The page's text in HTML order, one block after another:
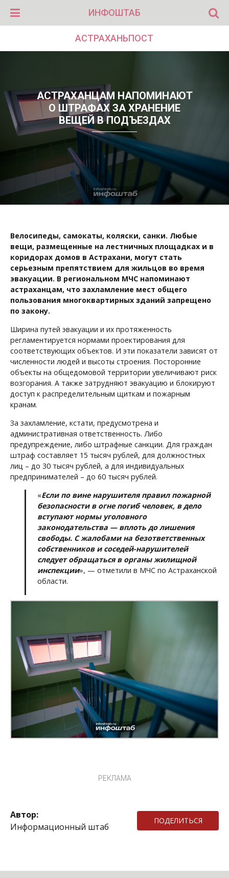
ИНФОШТАБ
АСТРАХАНЬПОСТ
АСТРАХАНЦАМ НАПОМИНАЮТ
О ШТРАФАХ ЗА ХРАНЕНИЕ
ВЕЩЕЙ В ПОДЪЕЗДАХ
Велосипеды, самокаты, коляски, санки. Любые
вещи, размещенные на лестничных площадках и в
коридорах домов в Астрахани, могут стать
серьезным препятствием для жильцов во время
эвакуации. В региональном МЧС напоминают
астраханцам, что захламление мест общего
пользования многоквартирных зданий запрещено
по закону.
Ширина путей эвакуации и их протяженность
регламентируется нормами проектирования для
соответствующих объектов. И эти показатели зависят от
численности людей и высоты строения. Посторонние
объекты на общедомовой территории увеличивают риск
возгорания. А также затрудняют эвакуацию и блокируют
доступ к распределительным щиткам и пожарным
кранам.
За захламление, кстати, предусмотрена и
административная ответственность. Либо
предупреждение, либо штрафные санкции. Для граждан
штраф составляет 15 тысяч рублей, для должностных
лиц – до 30 тысяч рублей, а для индивидуальных
предпринимателей – до 60 тысяч рублей.
«Если по вине нарушителя правил пожарной
безопасности в огне погиб человек, в дело
вступают нормы уголовного
законодательства — вплоть до лишения
свободы. С жалобами на безответственных
собственников и соседей-нарушителей
следует обращаться в органы жилищной
инспекции», — отметили в МЧС по Астраханской
области.
РЕКЛАМА
Автор:
Информационный штаб
ПОДЕЛИТЬСЯ